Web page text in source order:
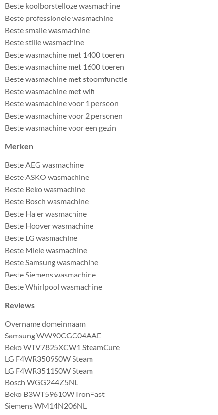
Beste koolborstelloze wasmachine
Beste professionele wasmachine
Beste smalle wasmachine
Beste stille wasmachine
Beste wasmachine met 1400 toeren
Beste wasmachine met 1600 toeren
Beste wasmachine met stoomfunctie
Beste wasmachine met wifi
Beste wasmachine voor 1 persoon
Beste wasmachine voor 2 personen
Beste wasmachine voor een gezin
Merken
Beste AEG wasmachine
Beste ASKO wasmachine
Beste Beko wasmachine
Beste Bosch wasmachine
Beste Haier wasmachine
Beste Hoover wasmachine
Beste LG wasmachine
Beste Miele wasmachine
Beste Samsung wasmachine
Beste Siemens wasmachine
Beste Whirlpool wasmachine
Reviews
Overname domeinnaam
Samsung WW90CGC04AAE
Beko WTV7825XCW1 SteamCure
LG F4WR3509S0W Steam
LG F4WR3511S0W Steam
Bosch WGG244Z5NL
Beko B3WT59610W IronFast
Siemens WM14N206NL